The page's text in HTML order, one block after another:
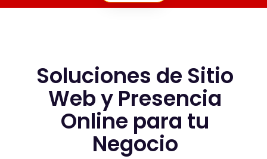
Soluciones de Sitio
Web y Presencia
Online para tu
Negocio